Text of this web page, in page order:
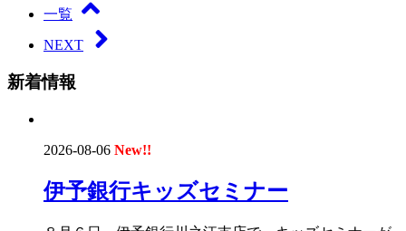
一覧
NEXT
新着情報
2026-08-06 New!!
伊予銀行キッズセミナー